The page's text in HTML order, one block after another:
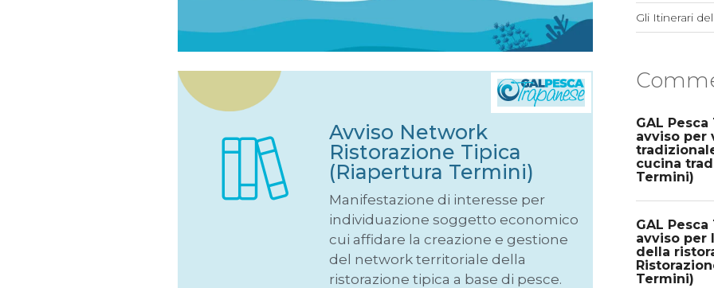
Avviso Network
Ristorazione Tipica
(Riapertura Termini)
Manifestazione di interesse per
individuazione soggetto economico
cui affidare la creazione e gestione
del network territoriale della
ristorazione tipica a base di pesce.
Gli Itinerari
GAL
avviso per
cucina
Termini)
GAL
avviso per
della
Termini)